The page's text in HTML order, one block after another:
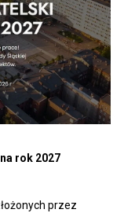
rok 2027
przez